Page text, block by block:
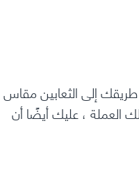
العملة ، عليك أيضًا أن